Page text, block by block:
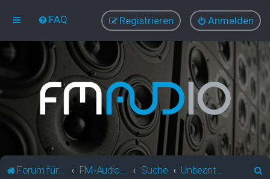
FAQ Anmelden
Registrieren
Forum für Audio und Video Suche